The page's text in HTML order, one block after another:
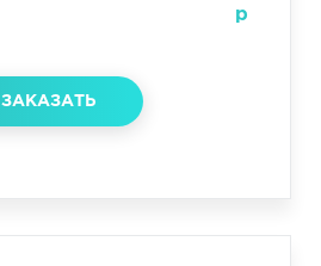
р
ЗАКАЗАТЬ